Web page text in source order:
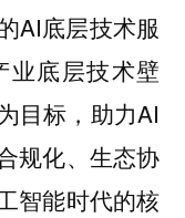
AI底层技术服
业底层技术壁
目标，助力AI
规化、生态协
智能时代的核